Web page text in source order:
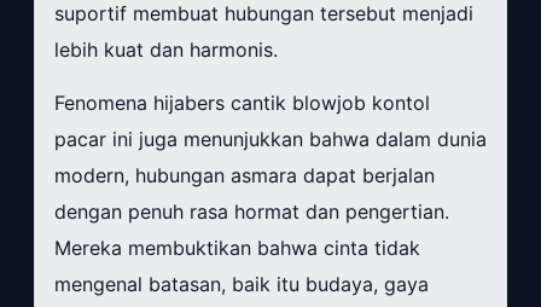
suportif membuat hubungan tersebut menjadi
lebih kuat dan harmonis.
Fenomena hijabers cantik blowjob kontol
pacar ini juga menunjukkan bahwa dalam dunia
modern, hubungan asmara dapat berjalan
dengan penuh rasa hormat dan pengertian.
Mereka membuktikan bahwa cinta tidak
mengenal batasan, baik itu budaya, gaya